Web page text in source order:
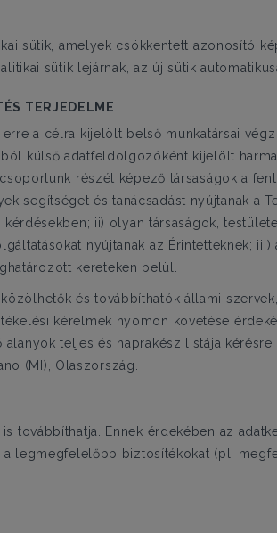
sütik, amelyek csökkentett azonosító
sütik lejárnak, az új sütik
TERJEDELME
a célra kijelölt belső munkatársai
külső adatfeldolgozóként kijelölt
részét képező társaságok a
segítséget és tanácsadást nyújtanak a
ii) olyan társaságok,
nyújtanak az Érintetteknek;
kereteken belül.
és továbbíthatók állami
kérelmek nyomon követése
teljes és naprakész listája
(MI), Olaszország.
továbbíthatja. Ennek érdekében az
legmegfelelőbb biztosítékokat (pl.